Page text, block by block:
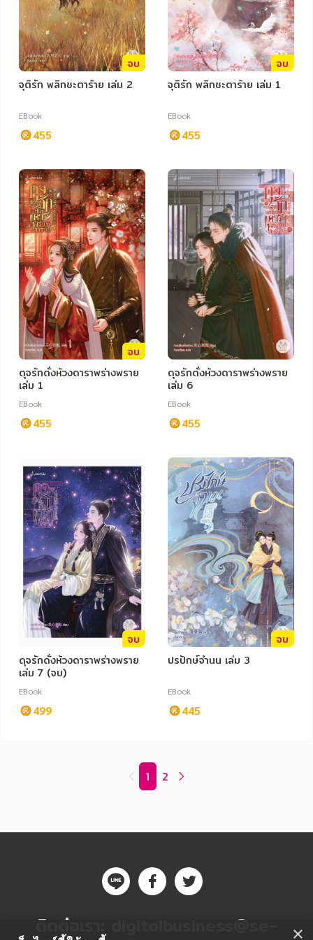
จบ
จุติรัก พลิกชะตาร้าย เล่ม 2
EBook
455
จบ
จุติรัก พลิกชะตาร้าย เล่ม 1
EBook
455
จบ
ดุจรักดั่งห้วงดาราพร่างพราย
เล่ม 1
EBook
455
ดุจรักดั่งห้วงดาราพร่างพราย
เล่ม 6
EBook
455
จบ
ดุจรักดั่งห้วงดาราพร่างพราย
เล่ม 7 (จบ)
EBook
499
จบ
ปรปักษ์จำนน เล่ม 3
EBook
445
1 2
ติดต่อเรา: digitalbusiness@se- ×